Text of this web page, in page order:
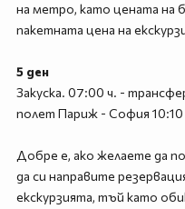
на метро, като цената на
пакетната цена на
5 ден
Закуска. 07:00 ч. -
полет Париж - София 10:10
Добре е, ако желаете да
да си направите
екскурзията, тъй като